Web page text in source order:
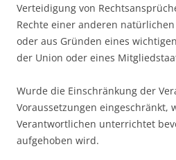
Verteidigung von
Rechte einer anderen
oder aus Gründen eines
der Union oder eines
Wurde die Einschränkung der
Voraussetzungen eingeschränkt,
Verantwortlichen unterrichtet
aufgehoben wird.